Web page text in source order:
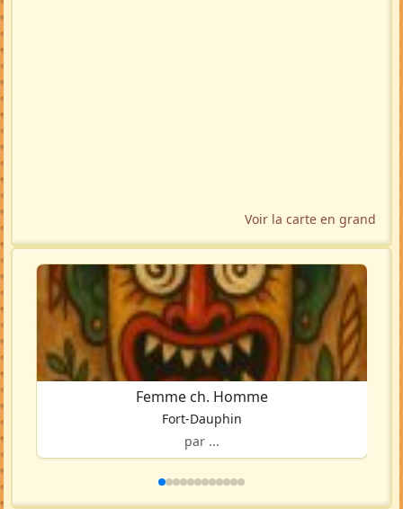
Voir la carte en grand
Femme ch. Homme
Fort-Dauphin
par ...